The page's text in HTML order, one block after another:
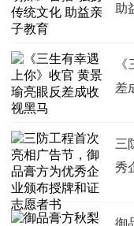
助
差
三
秀
御